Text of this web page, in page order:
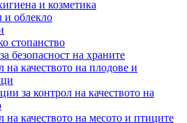
и козметика
и облекло
стопанство
безопасност на храните
на качеството на плодове и
за контрол на качеството на
на качеството на месото и птиците